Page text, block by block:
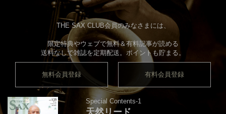
THE SAX CLUB会員のみなさまには、
限定特典やウェブで無料＆有料記事が読める
送料なしで雑誌を定期配送。ポイントも貯まる。
無料会員登録 有料会員登録
Special Contents-1